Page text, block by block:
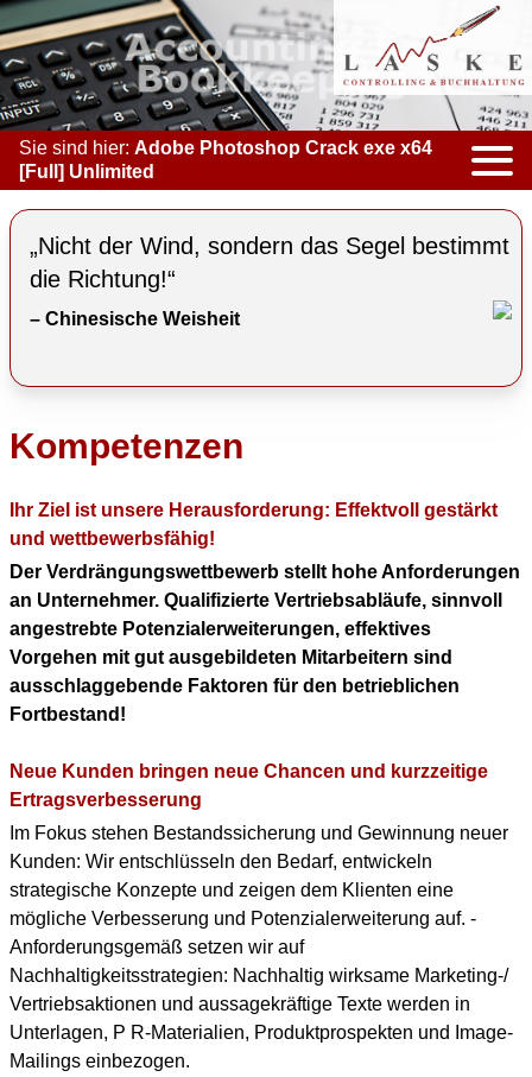
Sie sind hier: Adobe Photoshop Crack exe x64
[Full] Unlimited
KOMPETENZEN
ACCOUNTING & BOOKKEEPING
CONTROLLING
COACHING
DOWNLOAD PDF
BERUFLICHER WERDEGANG
„Nicht der Wind, sondern das Segel bestimmt
die Richtung!“
– Chinesische Weisheit
Kompetenzen
Ihr Ziel ist unsere Herausforderung: Effektvoll gestärkt
und wettbewerbsfähig!
Der Verdrängungswettbewerb stellt hohe Anforderungen
an Unternehmer. Qualifizierte Vertriebsabläufe, sinnvoll
angestrebte Potenzialerweiterungen, effektives
Vorgehen mit gut ausgebildeten Mitarbeitern sind
ausschlaggebende Faktoren für den betrieblichen
Fortbestand!
Neue Kunden bringen neue Chancen und kurzzeitige
Ertragsverbesserung
Im Fokus stehen Bestandssicherung und Gewinnung neuer
Kunden: Wir entschlüsseln den Bedarf, entwickeln
strategische Konzepte und zeigen dem Klienten eine
mögliche Verbesserung und Potenzialerweiterung auf. -
Anforderungsgemäß setzen wir auf
Nachhaltigkeitsstrategien: Nachhaltig wirksame Marketing-/
Vertriebsaktionen und aussagekräftige Texte werden in
Unterlagen, P R-Materialien, Produktprospekten und Image-
Mailings einbezogen.